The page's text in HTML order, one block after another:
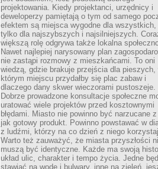
projektowania. Kiedy projektanci, urzędnicy i
deweloperzy pamiętają o tym od samego
efektem są miejsca wygodne dla wszystkich,
tylko dla najszybszych i najsilniejszych.
większą rolę odgrywa także lokalna
Nawet najlepiej narysowany plan
nie zastąpi rozmowy z mieszkańcami. To oni
wiedzą, gdzie brakuje przejścia dla pieszych,
którym miejscu przydałby się plac zabaw i
dlaczego dany skwer wieczorami pustoszeje.
Dobrze prowadzone konsultacje społeczne
uratować wiele projektów przed kosztownymi
błędami. Miasto nie powinno być narzucane
jak gotowy produkt. Powinno powstawać w
z ludźmi, którzy na co dzień z niego
Warto też zauważyć, że miasta przyszłości
muszą być identyczne. Każde ma swoją
układ ulic, charakter i tempo życia. Jedne
stawiać na wodę i bulwary, inne na zieleń,